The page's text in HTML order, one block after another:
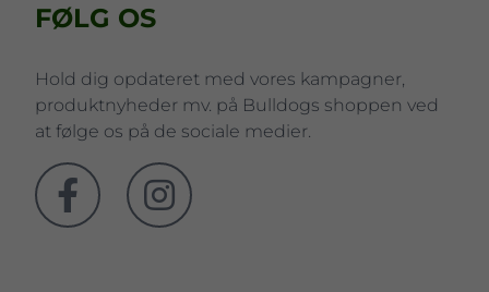
FØLG OS
Hold dig opdateret med vores kampagner,
produktnyheder mv. på Bulldogs shoppen ved
at følge os på de sociale medier.